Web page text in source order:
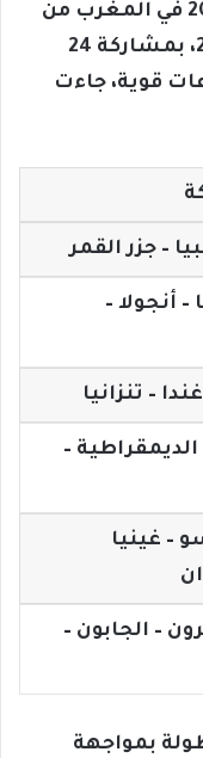
تُقام بطولة كأس أمم أفريقيا 2026 في المغرب من
21 ديسمبر 2026 حتى 18 يناير 2026، بمشاركة 24
إلى 6 مجموعات قوية، جاءت
– جزر القمر
أنجولا –
– تنزانيا
–
– غينيا
– الجابون –
بمواجهة